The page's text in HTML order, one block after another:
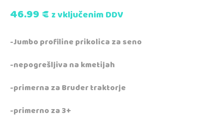
46.99€z vključenim DDV
-Jumbo profiline prikolica za seno
-nepogrešljiva na kmetijah
-primerna za Bruder traktorje
-primerno za 3+